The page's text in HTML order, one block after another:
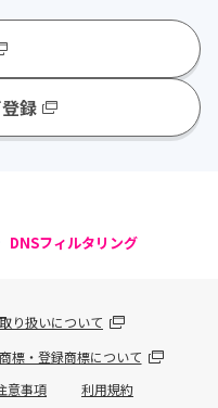
録
DNSフィルタリング
り扱いについて
商標・登録商標について
意事項 利用規約